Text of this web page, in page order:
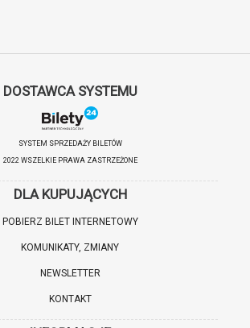
DOSTAWCA SYSTEMU
SYSTEM SPRZEDAŻY BILETÓW
2022 WSZELKIE PRAWA ZASTRZEŻONE
DLA KUPUJĄCYCH
POBIERZ BILET INTERNETOWY
KOMUNIKATY, ZMIANY
NEWSLETTER
KONTAKT